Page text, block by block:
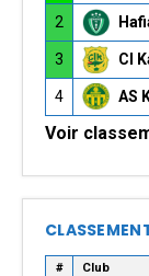
2
3 CI
4 AS
Voir
# Club